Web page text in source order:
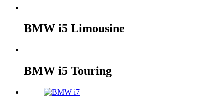
BMW i5 Limousine
BMW i5 Touring